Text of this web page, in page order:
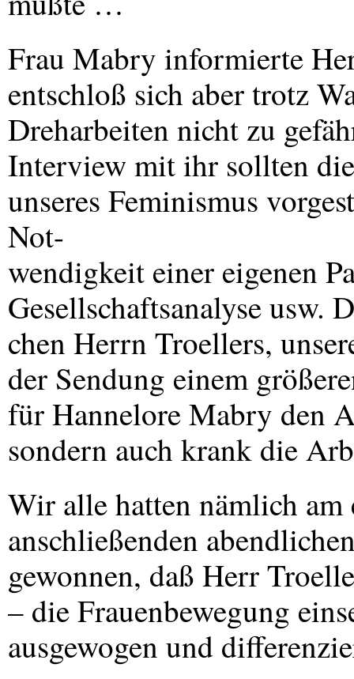
Frau Mabry informierte
entschloß sich aber trotz
Dreharbeiten nicht zu
Interview mit ihr sollten
unseres Feminismus
Not-
wendigkeit einer eigenen
Gesellschaftsanalyse usw.
chen Herrn Troellers,
der Sendung einem
für Hannelore Mabry den
sondern auch krank die
Wir alle hatten nämlich am
anschließenden
gewonnen, daß Herr
– die Frauenbewegung
ausgewogen und